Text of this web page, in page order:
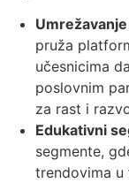
pruža
učesnicima
poslovnim
za rast i
Edukativni
segmente,
trendovima u